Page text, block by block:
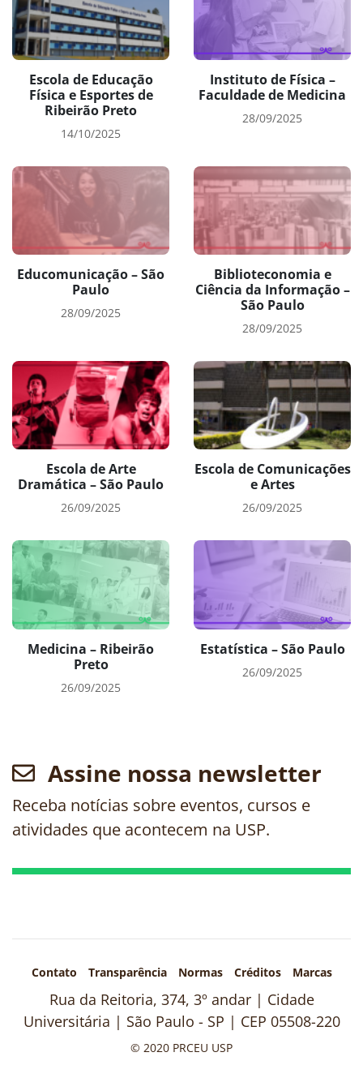
Escola de Educação
Física e Esportes de
Ribeirão Preto
14/10/2025
Instituto de Física –
Faculdade de Medicina
28/09/2025
Educomunicação – São
Paulo
28/09/2025
Biblioteconomia e
Ciência da Informação –
São Paulo
28/09/2025
Escola de Arte
Dramática – São Paulo
26/09/2025
Escola de Comunicações
e Artes
26/09/2025
Medicina – Ribeirão
Preto
26/09/2025
Estatística – São Paulo
26/09/2025
Assine nossa newsletter
Receba notícias sobre eventos, cursos e
atividades que acontecem na USP.
Contato Transparência Normas Créditos Marcas
Rua da Reitoria, 374, 3º andar | Cidade
Universitária | São Paulo - SP | CEP 05508-220
© 2020 PRCEU USP